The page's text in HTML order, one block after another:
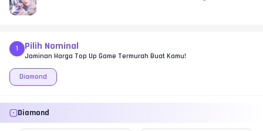
1 Pilih Nominal
Jaminan Harga Top Up Game Termurah Buat Kamu!
Diamond
Diamond